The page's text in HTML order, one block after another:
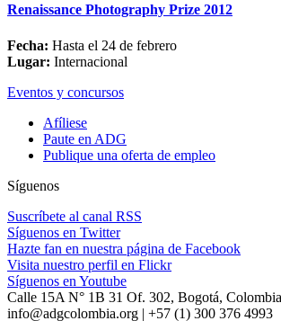
Renaissance Photography Prize 2012
Fecha: Hasta el 24 de febrero
Lugar: Internacional
Eventos y concursos
Afíliese
Paute en ADG
Publique una oferta de empleo
Síguenos
Suscríbete al canal RSS
Síguenos en Twitter
Hazte fan en nuestra página de Facebook
Visita nuestro perfil en Flickr
Síguenos en Youtube
Calle 15A N° 1B 31 Of. 302, Bogotá,
info@adgcolombia.org | +57 (1) 300 376 4993